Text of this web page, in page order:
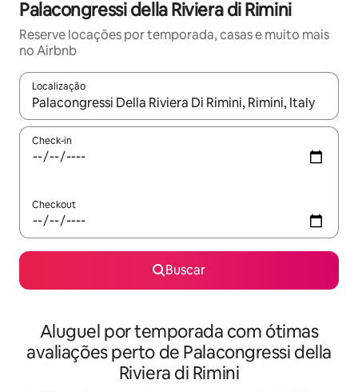
Palacongressi della Riviera di Rimini
Reserve locações por temporada, casas e muito mais
no Airbnb
Localização
Quando os resultados estiverem disponíveis, explore-os
Check-in
Checkout
Buscar
Aluguel por temporada com ótimas
avaliações perto de Palacongressi della
Riviera di Rimini